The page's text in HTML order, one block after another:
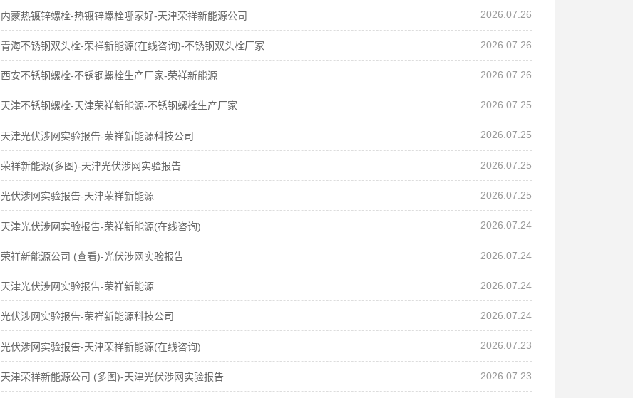
内蒙热镀锌螺栓-热镀锌螺栓哪家好-天津荣祥新能源公司 2026.07.26
青海不锈钢双头栓-荣祥新能源(在线咨询)-不锈钢双头栓厂家 2026.07.26
西安不锈钢螺栓-不锈钢螺栓生产厂家-荣祥新能源 2026.07.26
天津不锈钢螺栓-天津荣祥新能源-不锈钢螺栓生产厂家 2026.07.25
天津光伏涉网实验报告-荣祥新能源科技公司 2026.07.25
荣祥新能源(多图)-天津光伏涉网实验报告 2026.07.25
光伏涉网实验报告-天津荣祥新能源 2026.07.25
天津光伏涉网实验报告-荣祥新能源(在线咨询) 2026.07.24
荣祥新能源公司 (查看)-光伏涉网实验报告 2026.07.24
天津光伏涉网实验报告-荣祥新能源 2026.07.24
光伏涉网实验报告-荣祥新能源科技公司 2026.07.24
光伏涉网实验报告-天津荣祥新能源(在线咨询) 2026.07.23
天津荣祥新能源公司 (多图)-天津光伏涉网实验报告 2026.07.23